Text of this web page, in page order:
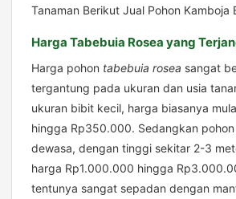
Tanaman Berikut Jual Pohon Kamboja
Harga Tabebuia Rosea yang
Harga pohon tabebuia rosea sangat
tergantung pada ukuran dan usia
ukuran bibit kecil, harga biasanya
hingga Rp350.000. Sedangkan
dewasa, dengan tinggi sekitar 2-3
harga Rp1.000.000 hingga
tentunya sangat sepadan dengan